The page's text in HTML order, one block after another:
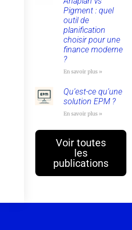
Pigment : quel
outil de
planification
choisir pour une
finance moderne
?
En savoir plus »
Qu’est-ce qu’une
solution EPM ?
En savoir plus »
Voir toutes
les
publications